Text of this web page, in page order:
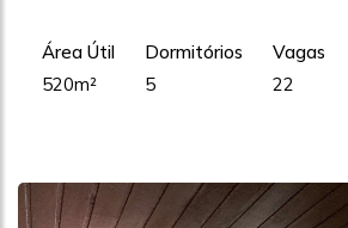
Área Útil
520m²
Dormitórios
5
Vagas
22